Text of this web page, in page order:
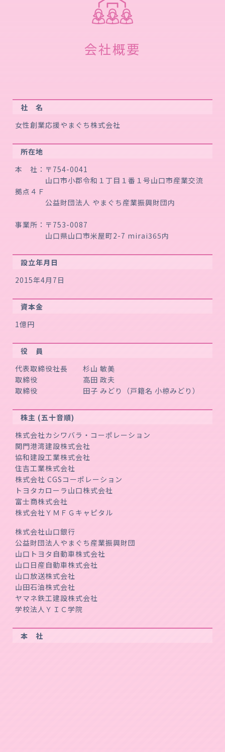
会社概要
社 名
女性創業応援やまぐち株式会社
所在地
本 社：〒754-0041
山口市小郡令和１丁目１番１号山口市産業交流
拠点４Ｆ
公益財団法人 やまぐち産業振興財団内
事業所：〒753-0087
山口県山口市米屋町2-7 mirai365内
設立年月日
2015年4月7日
資本金
1億円
役 員
代表取締役社長 杉山 敏美
取締役 高田 政夫
取締役 田子 みどり（戸籍名 小椋みどり）
株主 (五十音順)
株式会社カシワバラ・コーポレーション
関門港湾建設株式会社
協和建設工業株式会社
住吉工業株式会社
株式会社 CGSコーポレーション
トヨタカローラ山口株式会社
富士商株式会社
株式会社ＹＭＦＧキャピタル
株式会社山口銀行
公益財団法人やまぐち産業振興財団
山口トヨタ自動車株式会社
山口日産自動車株式会社
山口放送株式会社
山田石油株式会社
ヤマネ鉄工建設株式会社
学校法人ＹＩＣ学院
本 社